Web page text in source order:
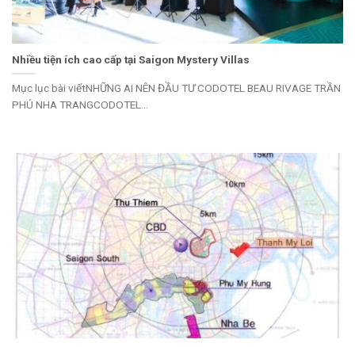
Nhiều tiện ích cao cấp tại Saigon Mystery Villas
Mục lục bài viếtNHỮNG AI NÊN ĐẦU TƯ CODOTEL BEAU RIVAGE TRẦN
PHÚ NHA TRANGCODOTEL...